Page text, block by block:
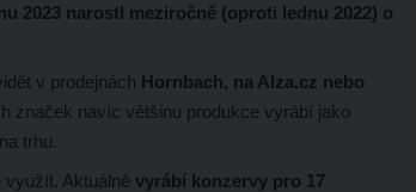
2023 narostl meziročně (oproti lednu 2022) o
v prodejnách Hornbach, na Alza.cz nebo
značek navíc většinu produkce vyrábí jako
trhu.
Aktuálně vyrábí konzervy pro 17